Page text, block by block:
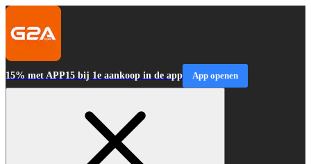
15% met APP15 bij 1e aankoop in de app App openen